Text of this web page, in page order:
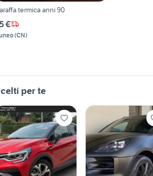
termica anni 90
€
(CN)
per te